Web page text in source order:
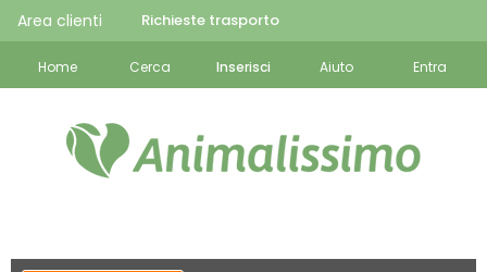
Area clienti Richieste trasporto
Home Cerca Inserisci Aiuto Entra